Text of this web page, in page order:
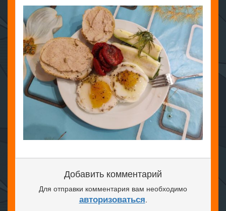
Добавить комментарий
Для отправки комментария вам необходимо
авторизоваться.